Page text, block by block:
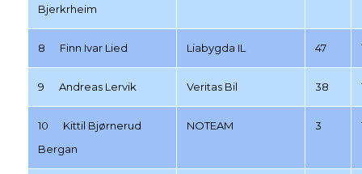
Bjerkrheim
8 Finn Ivar Lied Liabygda IL 47
9 Andreas Lervik Veritas Bil 38
10 Kittil Bjørnerud
Bergan
NOTEAM 3